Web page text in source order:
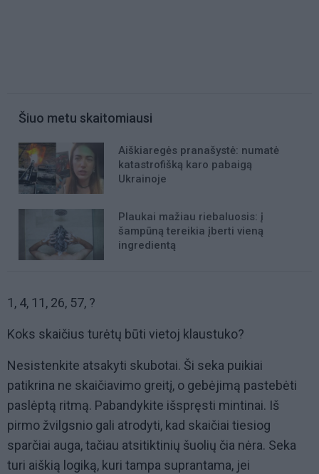
Šiuo metu skaitomiausi
Aiškiaregės pranašystė: numatė
katastrofišką karo pabaigą
Ukrainoje
Plaukai mažiau riebaluosis: į
šampūną tereikia įberti vieną
ingredientą
1, 4, 11, 26, 57, ?
Koks skaičius turėtų būti vietoj klaustuko?
Nesistenkite atsakyti skubotai. Ši seka puikiai
patikrina ne skaičiavimo greitį, o gebėjimą pastebėti
paslėptą ritmą. Pabandykite išspręsti mintinai. Iš
pirmo žvilgsnio gali atrodyti, kad skaičiai tiesiog
sparčiai auga, tačiau atsitiktinių šuolių čia nėra. Seka
turi aiškią logiką, kuri tampa suprantama, jei